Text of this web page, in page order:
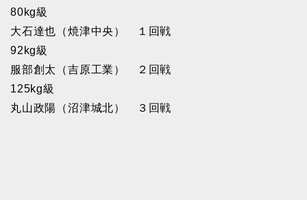
80kg級
大石達也（焼津中央） １回戦
92kg級
服部創太（吉原工業） ２回戦
125kg級
丸山政陽（沼津城北） ３回戦